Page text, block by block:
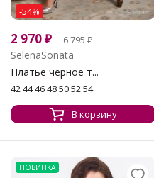
-54%
2 970₽ 6 795₽
SelenaSonata
Платье чёрное т...
42 44 46 48 50 52 54
В корзину
НОВИНКА